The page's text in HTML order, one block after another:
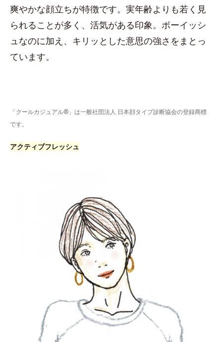
爽やかな顔立ちが特徴です。実年齢よりも若く見
られることが多く、活気がある印象。ボーイッシ
ュなのに加え、キリッとした意思の強さをまとっ
ています。
「クールカジュアル®」は一般社団法人 日本顔タイプ診断協会の登録商標
です。
アクティブフレッシュ